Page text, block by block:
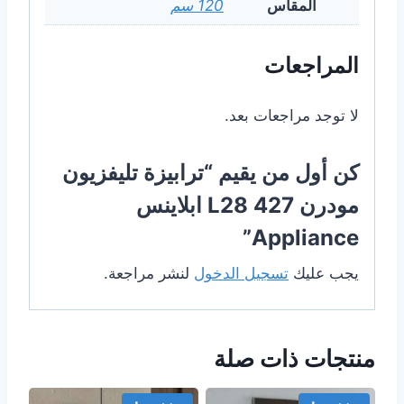
المقاس 120 سم
المراجعات
لا توجد مراجعات بعد.
كن أول من يقيم “ترابيزة تليفزيون
مودرن 427 L28 ابلاينس
Appliance”
يجب عليك تسجيل الدخول لنشر مراجعة.
منتجات ذات صلة